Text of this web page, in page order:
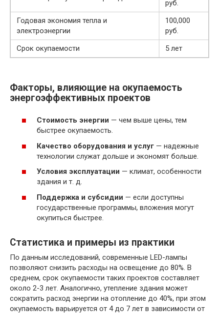
руб.
Годовая экономия тепла и
электроэнергии
100,000
руб.
Срок окупаемости
5 лет
Факторы, влияющие на окупаемость
энергоэффективных проектов
Стоимость энергии — чем выше цены, тем
быстрее окупаемость.
Качество оборудования и услуг — надежные
технологии служат дольше и экономят больше.
Условия эксплуатации — климат, особенности
здания и т. д.
Поддержка и субсидии — если доступны
государственные программы, вложения могут
окупиться быстрее.
Статистика и примеры из практики
По данным исследований, современные LED-лампы
позволяют снизить расходы на освещение до 80%. В
среднем, срок окупаемости таких проектов составляет
около 2-3 лет. Аналогично, утепление здания может
сократить расход энергии на отопление до 40%, при этом
окупаемость варьируется от 4 до 7 лет в зависимости от